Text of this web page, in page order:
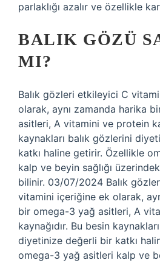
parlaklığı azalır ve özellikle
BALIK GÖZÜ
MI?
Balık gözleri etkileyici C
olarak, aynı zamanda harika
asitleri, A vitamini ve protein
kaynakları balık gözlerini
katkı haline getirir. Özellikle
kalp ve beyin sağlığı
bilinir. 03/07/2024 Balık
vitamini içeriğine ek olarak,
bir omega-3 yağ asitleri, A
kaynağıdır. Bu besin
diyetinize değerli bir katkı
omega-3 yağ asitleri kalp ve